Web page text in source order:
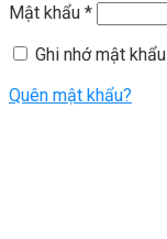
Mật khẩu *
Ghi nhớ mật khẩu
Quên mật khẩu?